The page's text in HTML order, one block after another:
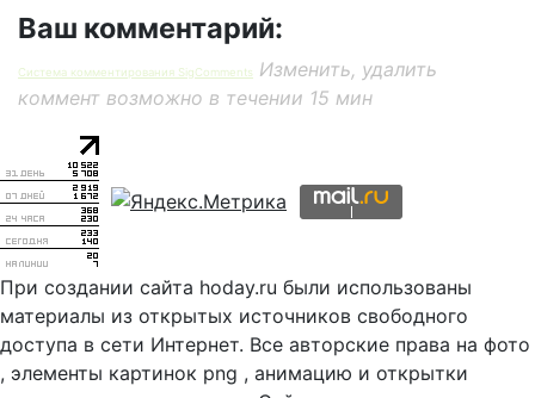
Ваш комментарий:
Система комментирования SigComments
Изменить, удалить
коммент возможно в течении 15 мин
При создании сайта hoday.ru были использованы
материалы из открытых источников свободного
доступа в сети Интернет. Все авторские права на фото
, элементы картинок png , анимацию и открытки